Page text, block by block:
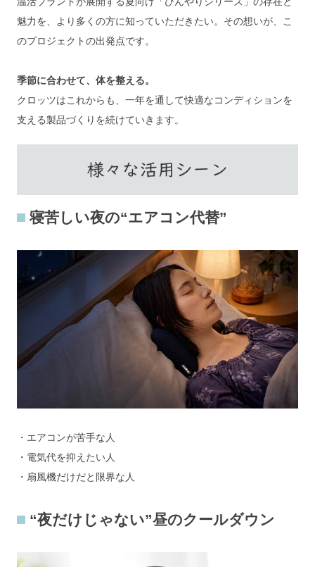
魅力を、より多くの方に知っていただきたい。その想いが、こ
のプロジェクトの出発点です。
季節に合わせて、体を整える。
クロッツはこれからも、一年を通して快適なコンディションを
支える製品づくりを続けていきます。
寝苦しい夜の“エアコン代替”
・エアコンが苦手な人
・電気代を抑えたい人
・扇風機だけだと限界な人
“夜だけじゃない”昼のクールダウン